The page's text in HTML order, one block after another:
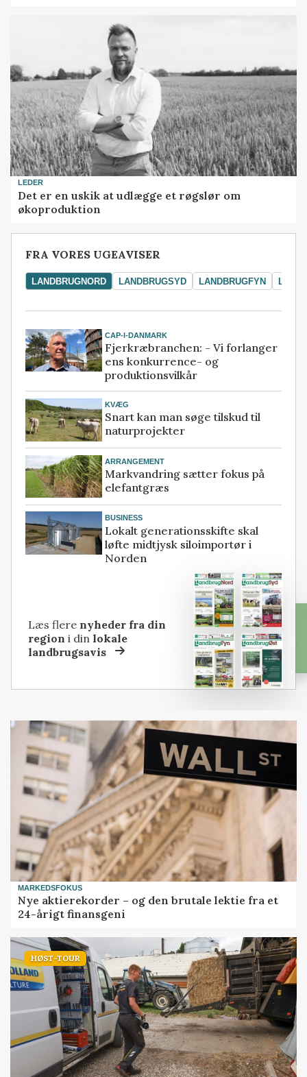
LEDER
Det er en uskik at udlægge et røgslør om
økoproduktion
FRA VORES UGEAVISER
LANDBRUGNORD LANDBRUGSYD LANDBRUGFYN
CAP-I-DANMARK
Fjerkræbranchen: - Vi forlanger
ens konkurrence- og
produktionsvilkår
KVÆG
Snart kan man søge tilskud til
naturprojekter
ARRANGEMENT
Markvandring sætter fokus på
elefantgræs
BUSINESS
Lokalt generationsskifte skal
løfte midtjysk siloimportør i
Norden
Læs flere nyheder fra din
region i dinlokale
landbrugsavis
MARKEDSFOKUS
Nye aktierekorder – og den brutale lektie fra et
24-årigt finansgeni
HØST-TOUR